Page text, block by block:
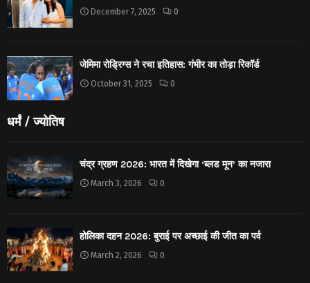
December 7, 2025 0
जेमिमा रोड्रिग्स ने रचा इतिहास: गंभीर का तोड़ा रिकॉर्ड
October 31, 2025 0
धर्मं / ज्योतिष
चंद्र ग्रहण 2026: भारत में दिखेगा ‘ब्लड मून’ का नजारा
March 3, 2026 0
होलिका दहन 2026: बुराई पर अच्छाई की जीत का पर्व
March 2, 2026 0